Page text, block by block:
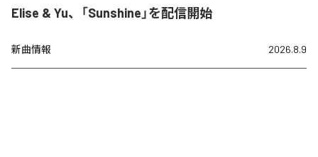
Elise & Yu、「Sunshine」を配信開始
新曲情報 2026.8.9